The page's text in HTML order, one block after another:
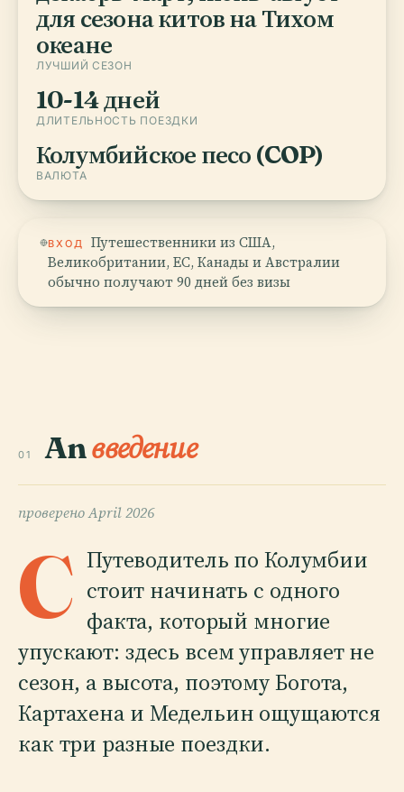
для сезона китов на Тихом
океане
ЛУЧШИЙ СЕЗОН
10-14 дней
ДЛИТЕЛЬНОСТЬ ПОЕЗДКИ
Колумбийское песо (COP)
ВАЛЮТА
ВХОД
Путешественники из США,
Великобритании, ЕС, Канады и Австралии
обычно получают 90 дней без визы
01 Anвведение
провереноApril 2026
C Путеводитель по Колумбии
стоит начинать с одного
факта, который многие
упускают: здесь всем управляет не
сезон, а высота, поэтому Богота,
Картахена и Медельин ощущаются
как три разные поездки.